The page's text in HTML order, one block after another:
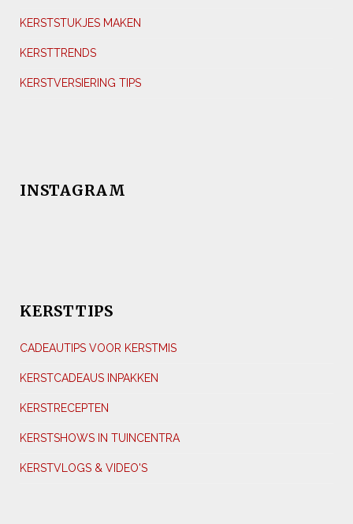
KERSTSTUKJES MAKEN
KERSTTRENDS
KERSTVERSIERING TIPS
INSTAGRAM
KERSTTIPS
CADEAUTIPS VOOR KERSTMIS
KERSTCADEAUS INPAKKEN
KERSTRECEPTEN
KERSTSHOWS IN TUINCENTRA
KERSTVLOGS & VIDEO'S